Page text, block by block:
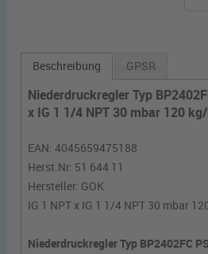
Beschreibung GPSR
Niederdruckregler Typ
x IG 1 1/4 NPT 30 mbar 120
EAN: 4045659475188
Herst.Nr: 51 644 11
Hersteller: GOK
IG 1 NPT x IG 1 1/4 NPT 30 mbar
Niederdruckregler Typ BP2402FC